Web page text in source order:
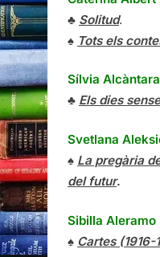
♣ Solitud.
♠ Tots els
Sílvia Alcàntara
♣ Els dies
Svetlana
♠ La pregària
del futur.
Sibilla Aleramo
♠ Cartes (1916-